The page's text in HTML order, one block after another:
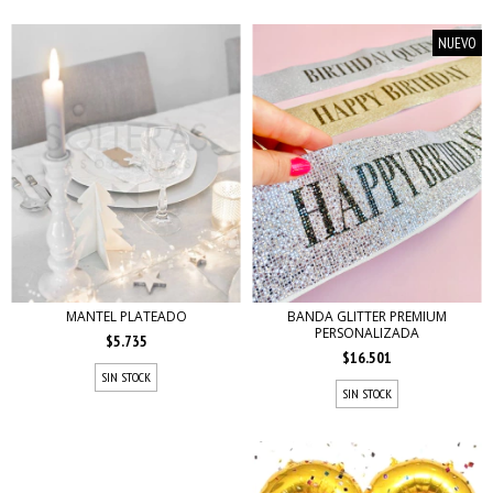
MANTEL PLATEADO
$5.735
SIN STOCK
NUEVO
BANDA GLITTER PREMIUM
PERSONALIZADA
$16.501
SIN STOCK